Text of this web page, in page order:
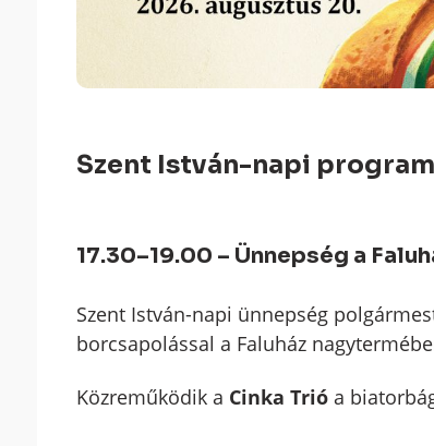
Szent István-napi
17.30–19.00 – Ünnepség a
Szent István-napi ünnepség
borcsapolással a Faluház
Közreműködik a Cinka Trióa